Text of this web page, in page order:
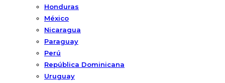
Honduras
México
Nicaragua
Paraguay
Perú
República Dominicana
Uruguay